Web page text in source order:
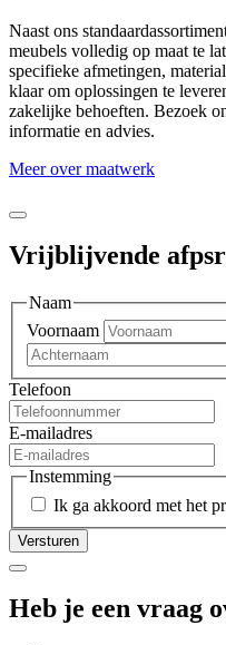
Naast ons
meubels volledig op maat te
specifieke afmetingen,
klaar om oplossingen te
zakelijke behoeften. Bezoek
informatie en advies.
Meer over maatwerk
Vrijblijvende
Naam
Voornaam
Telefoon
E-mailadres
Instemming
Ik ga akkoord met het
Heb je een vraag